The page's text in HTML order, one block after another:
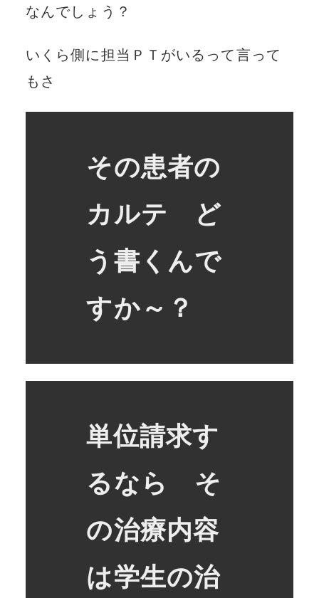
なんでしょう？
いくら側に担当ＰＴがいるって言って
もさ
その患者の
カルテ ど
う書くんで
すか～？
単位請求す
るなら そ
の治療内容
は学生の治